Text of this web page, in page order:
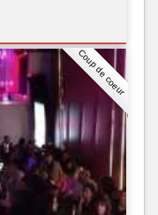
Coup de coeur